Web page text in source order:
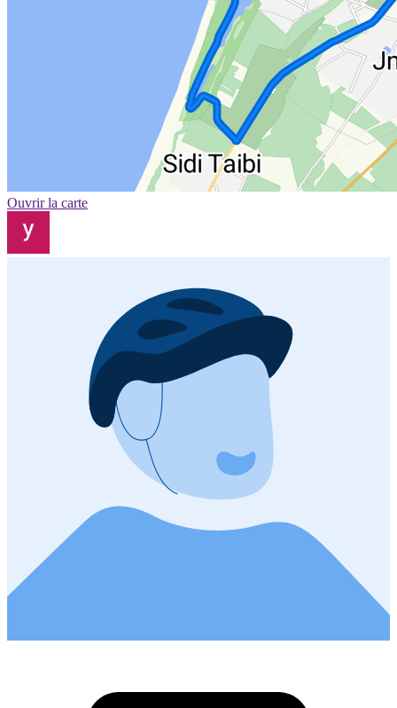
Ouvrir la carte